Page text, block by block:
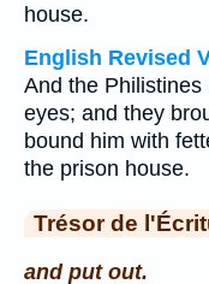
house.
English Revised
And the
eyes; and they
bound him with
the prison house.
Trésor de
and put out.